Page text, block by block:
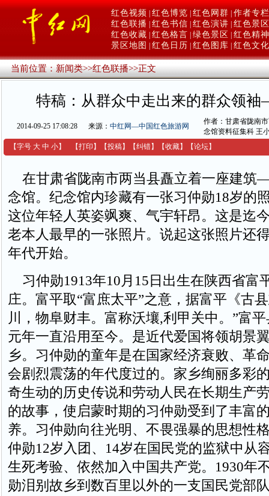
红色视频 红色博览 红色网群 作者专栏
红色联播 红色书信 红色演讲 红色景区
红色收藏 红色格言 绿色景区
红色精神
景区地图
红色日历 红色图库 红色文化
当前位置：新闻类>>红色联播>>正文
特稿：从群众中走出来的群众领
2014-09-25 17:08:28 来源： 中红网—中国红色旅游网
作者：甘肃省陇南
念馆资料征集科 王
【字号 大 中 小】 【打印 】 【投稿】 【纠错】 【收藏】 【论坛】
在甘肃省陇南市两当县矗立着一座建筑
念馆。纪念馆内珍藏有一张习仲勋18岁的
这位年轻人英姿飒爽、气宇轩昂。这是迄
老本人最早的一张照片。说起这张照片还
年代开始。
习仲勋1913年10月15日出生在陕西省富
庄。富平取“富庶太平”之意，据富平《古
川，物阜财丰。富称沃壤,利甲关中。”富
元年一直沿用至今。是近代爱国将领胡景
乡。习仲勋的童年是在国家经济衰败、革
会剧烈震荡的年代度过的。家乡绚丽多彩
奇生动的历史传说和劳动人民在长期生产
的故事，使启蒙时期的习仲勋受到了丰富
养。习仲勋向往光明、不畏强暴的思想性
仲勋12岁入团、14岁在国民党的监狱中从
生死考验、依然加入中国共产党。1930年
勋泪别故乡到数百里以外的一支国民党部